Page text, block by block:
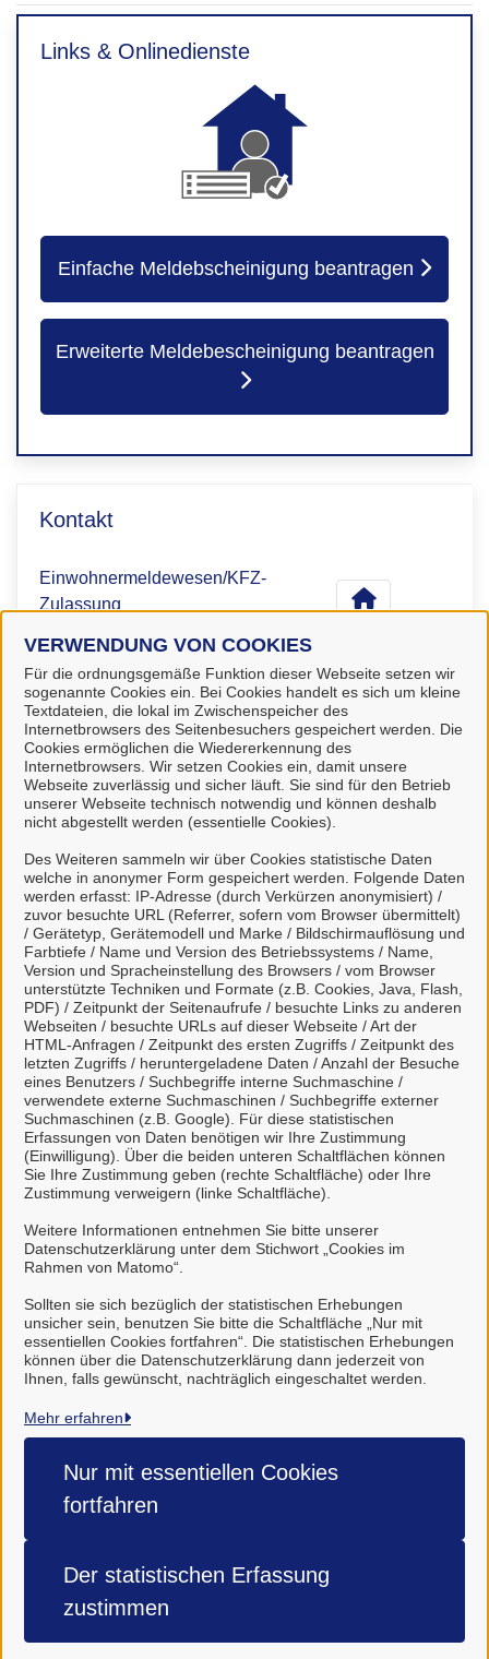
VERWENDUNG VON COOKIES
Für die ordnungsgemäße Funktion dieser Webseite setzen wir
sogenannte Cookies ein. Bei Cookies handelt es sich um kleine
Textdateien, die lokal im Zwischenspeicher des
Internetbrowsers des Seitenbesuchers gespeichert werden. Die
Cookies ermöglichen die Wiedererkennung des
Internetbrowsers. Wir setzen Cookies ein, damit unsere
Webseite zuverlässig und sicher läuft. Sie sind für den Betrieb
unserer Webseite technisch notwendig und können deshalb
nicht abgestellt werden (essentielle Cookies).
Des Weiteren sammeln wir über Cookies statistische Daten
welche in anonymer Form gespeichert werden. Folgende Daten
werden erfasst: IP-Adresse (durch Verkürzen anonymisiert) /
zuvor besuchte URL (Referrer, sofern vom Browser übermittelt)
/ Gerätetyp, Gerätemodell und Marke / Bildschirmauflösung und
Farbtiefe / Name und Version des Betriebssystems / Name,
Version und Spracheinstellung des Browsers / vom Browser
unterstützte Techniken und Formate (z.B. Cookies, Java, Flash,
PDF) / Zeitpunkt der Seitenaufrufe / besuchte Links zu anderen
Webseiten / besuchte URLs auf dieser Webseite / Art der
HTML-Anfragen / Zeitpunkt des ersten Zugriffs / Zeitpunkt des
letzten Zugriffs / heruntergeladene Daten / Anzahl der Besuche
eines Benutzers / Suchbegriffe interne Suchmaschine /
verwendete externe Suchmaschinen / Suchbegriffe externer
Suchmaschinen (z.B. Google). Für diese statistischen
Erfassungen von Daten benötigen wir Ihre Zustimmung
(Einwilligung). Über die beiden unteren Schaltflächen können
Sie Ihre Zustimmung geben (rechte Schaltfläche) oder Ihre
Zustimmung verweigern (linke Schaltfläche).
Weitere Informationen entnehmen Sie bitte unserer
Datenschutzerklärung unter dem Stichwort „Cookies im
Rahmen von Matomo“.
Sollten sie sich bezüglich der statistischen Erhebungen
unsicher sein, benutzen Sie bitte die Schaltfläche „Nur mit
essentiellen Cookies fortfahren“. Die statistischen Erhebungen
können über die Datenschutzerklärung dann jederzeit von
Ihnen, falls gewünscht, nachträglich eingeschaltet werden.
Mehr erfahren
Nur mit essentiellen Cookies
fortfahren
Der statistischen Erfassung
zustimmen
Links & Onlinedienste
Einfache Meldebscheinigung beantragen
Erweiterte Meldebescheinigung beantragen
Kontakt
Einwohnermeldewesen/KFZ-
Zulassung
Bürgerbüro Ahlerstedt
Bürgerbüro Bargstedt
Kontaktpersonen
Sachbearbeitung
Herr Klahn
Sachbearbeitung
Frau Richter
Sachbearbeitung
Frau von Hein
Samtgemeinde Harsefeld
Alle Rechte vorbehalten
Datenschutzerklärung